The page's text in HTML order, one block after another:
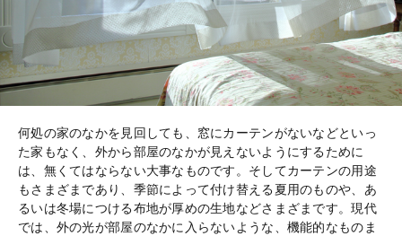
何処の家のなかを見回しても、窓にカーテンがないなどといっ
た家もなく、外から部屋のなかが見えないようにするために
は、無くてはならない大事なものです。そしてカーテンの用途
もさまざまであり、季節によって付け替える夏用のものや、あ
るいは冬場につける布地が厚めの生地などさまざまです。現代
では、外の光が部屋のなかに入らないような、機能的なものま